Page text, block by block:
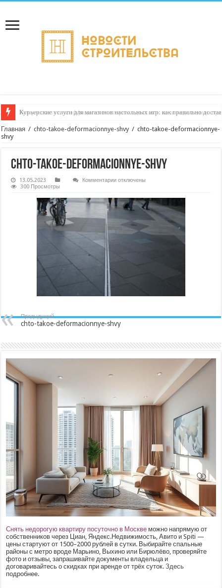
Курьерские услуги для магазинов настольных игр: как правильно
Как рассчитать коэффициент повторных доставок из‑за недоставки:
Главная / chto-takoe-deformacionnye-shvy / chto-takoe-deformacionnye-
shvy
chto-takoe-deformacionnye-shvy
13.05.2023 Комментариик
takoe-
deformacionnye-
shvy
отключены
300 Просмотры
Предыдущий
chto-takoe-deformacionnye-shvy
Снять недорогую квартиру посуточно в Москве можно напрямую от
собственников через Циан, Яндекс.Недвижимость, Авито и Spiti —
цены стартуют от 1500–2000 рублей в сутки. Выбирайте спальные
районы с метро вроде Марьино, Выхино или Бирюлёво, проверяйте
фото и отзывы, запрашивайте документы владельца и
договаривайтесь о скидках при аренде от трёх суток.Здесь
подробнее.